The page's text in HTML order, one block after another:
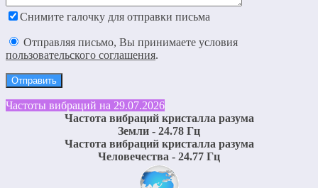
Снимите галочку для отправки письма
Отправляя письмо, Вы принимаете условия
пользовательского соглашения.
Частоты вибраций на 29.07.2026
Частота вибраций кристалла разума
Земли - 24.78 Гц
Частота вибраций кристалла разума
Человечества - 24.77 Гц